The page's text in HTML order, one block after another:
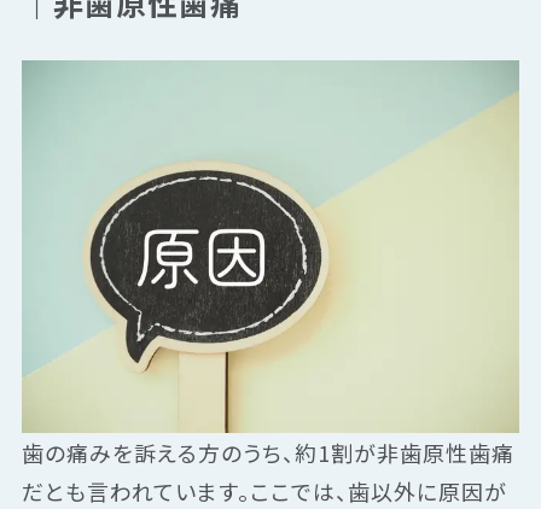
歯の痛みを訴える方のうち、約1割が非歯原性歯痛
だとも言われています。ここでは、歯以外に原因が